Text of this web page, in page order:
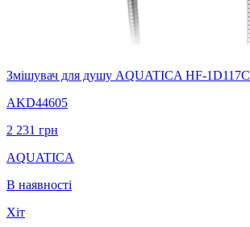
Змішувач для душу AQUATICA HF-1D117C
AKD44605
2 231 грн
AQUATICA
В наявності
Хіт